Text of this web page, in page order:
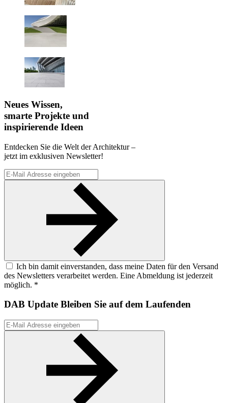
Neues Wissen,
smarte Projekte und
inspirierende Ideen
Entdecken Sie die Welt der Architektur –
jetzt im exklusiven Newsletter!
Ich bin damit einverstanden, dass meine Daten für den Versand
des Newsletters verarbeitet werden. Eine Abmeldung ist jederzeit
möglich. *
DAB Update Bleiben Sie auf dem Laufenden